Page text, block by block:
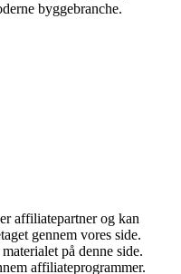
byggebranche.
affiliatepartner og kan
gennem vores side.
på denne side.
affiliateprogrammer.